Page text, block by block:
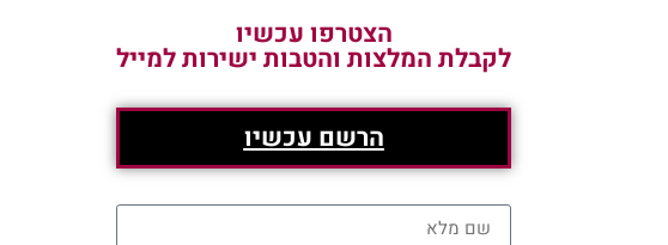
הצטרפו עכשיו
לקבלת המלצות והטבות ישירות למייל
הרשם עכשיו